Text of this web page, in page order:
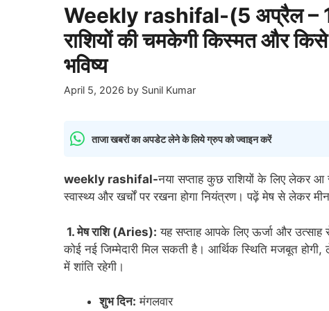
Weekly rashifal-(5 अप्रैल –
राशियों की चमकेगी किस्मत और किसे
भविष्य
April 5, 2026 by Sunil Kumar
ताजा खबरों का अपडेट लेने के लिये ग्रुप को ज्वाइन करें
weekly rashifal-नया सप्ताह कुछ राशियों के लिए लेकर
स्वास्थ्य और खर्चों पर रखना होगा नियंत्रण। पढ़ें मेष से लेकर
1. मेष राशि (Aries): यह सप्ताह आपके लिए ऊर्जा और उत्साह
कोई नई जिम्मेदारी मिल सकती है। आर्थिक स्थिति मजबूत
में शांति रहेगी।
शुभ दिन: मंगलवार